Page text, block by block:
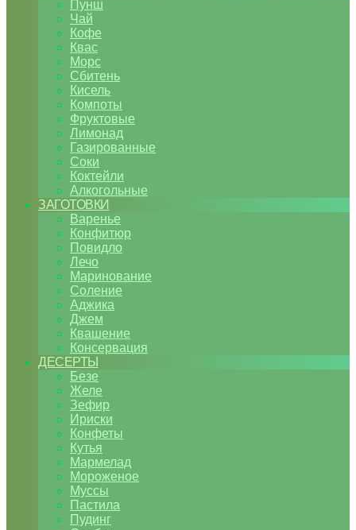
Пунш
Чай
Кофе
Квас
Морс
Сбитень
Кисель
Компоты
Фруктовые
Лимонад
Газированные
Соки
Коктейли
Алкогольные
ЗАГОТОВКИ
Варенье
Конфитюр
Повидло
Лечо
Маринование
Соление
Аджика
Джем
Квашение
Консервация
ДЕСЕРТЫ
Безе
Желе
Зефир
Ириски
Конфеты
Кутья
Мармелад
Мороженое
Муссы
Пастила
Пудинг